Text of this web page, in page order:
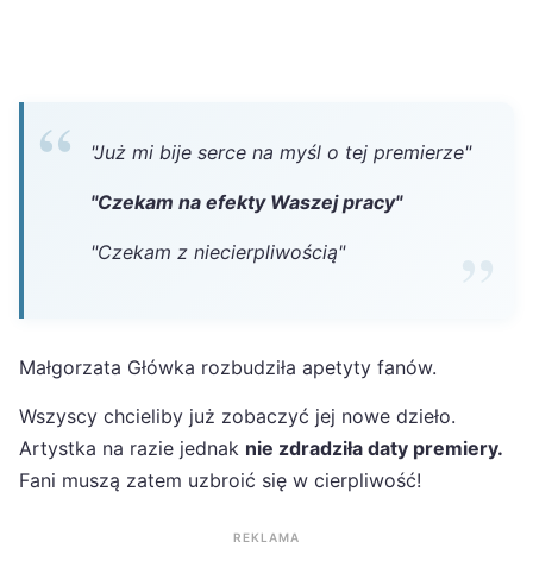
"Już mi bije serce na myśl o tej premierze"
"Czekam na efekty Waszej pracy"
"Czekam z niecierpliwością"
Małgorzata Główka rozbudziła apetyty fanów.
Wszyscy chcieliby już zobaczyć jej nowe dzieło.
Artystka na razie jednak nie zdradziła daty premiery.
Fani muszą zatem uzbroić się w cierpliwość!
REKLAMA